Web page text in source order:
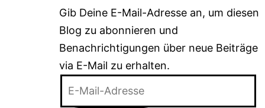
Gib Deine E-Mail-Adresse an, um diesen
Blog zu abonnieren und
Benachrichtigungen über neue Beiträge
via E-Mail zu erhalten.